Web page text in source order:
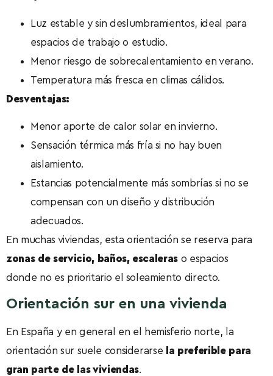
Luz estable y sin deslumbramientos, ideal para
espacios de trabajo o estudio.
Menor riesgo de sobrecalentamiento en verano.
Temperatura más fresca en climas cálidos.
Desventajas:
Menor aporte de calor solar en invierno.
Sensación térmica más fría si no hay buen
aislamiento.
Estancias potencialmente más sombrías si no se
compensan con un diseño y distribución
adecuados.
En muchas viviendas, esta orientación se reserva para
zonas de servicio, baños, escaleras o espacios
donde no es prioritario el soleamiento directo.
Orientación sur en una vivienda
En España y en general en el hemisferio norte, la
orientación sur suele considerarse
la preferible para
gran parte de las viviendas.